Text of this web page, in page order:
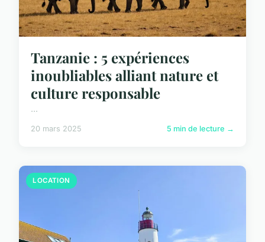
Tanzanie : 5 expériences
inoubliables alliant nature et
culture responsable
...
20 mars 2025 5 min de lecture →
LOCATION